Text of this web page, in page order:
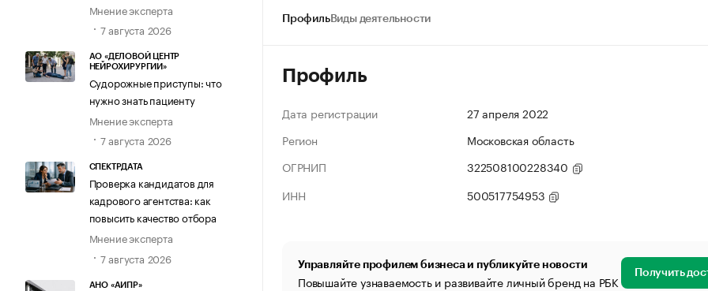
Мнение эксперта
7 августа 2026
АО «ДЕЛОВОЙ ЦЕНТР
НЕЙРОХИРУРГИИ»
Судорожные приступы: что
нужно знать пациенту
Мнение эксперта
7 августа 2026
СПЕКТРДАТА
Проверка кандидатов для
кадрового агентства: как
повысить качество отбора
Мнение эксперта
7 августа 2026
АНО «АИПР»
ПрофильВиды деятельности
Профиль
Дата регистрации
27 апреля 2022
Регион
Московская область
ОГРНИП
322508100228340
ИНН
500517754953
Управляйте профилем бизнеса и публикуйте новости
Повышайте узнаваемость и развивайте личный бренд на РБК Получить